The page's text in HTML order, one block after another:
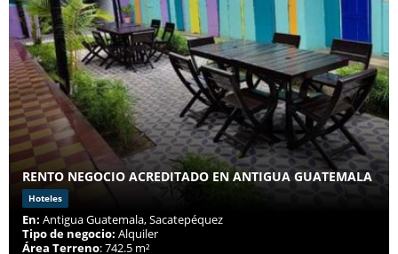
RENTO NEGOCIO ACREDITADO EN ANTIGUA GUATEMALA
Hoteles
En: Antigua Guatemala, Sacatepéquez
Tipo de negocio: Alquiler
Área Terreno: 742.5 m²